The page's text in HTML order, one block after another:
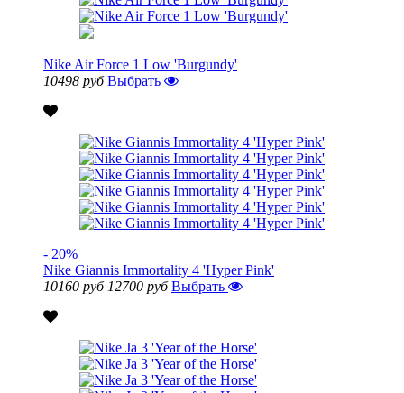
Nike Air Force 1 Low 'Burgundy'
10498 руб Выбрать
- 20%
Nike Giannis Immortality 4 'Hyper Pink'
10160 руб 12700 руб Выбрать